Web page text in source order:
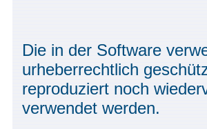
Die in der Software
urheberrechtlich
reproduziert noch
verwendet werden.